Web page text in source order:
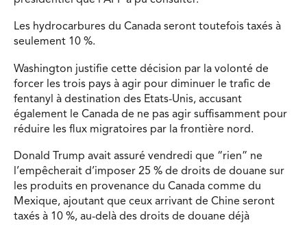
Les hydrocarbures du Canada seront toutefois taxés à
seulement 10 %.
Washington justifie cette décision par la volonté de
forcer les trois pays à agir pour diminuer le trafic de
fentanyl à destination des Etats-Unis, accusant
également le Canada de ne pas agir suffisamment pour
réduire les flux migratoires par la frontière nord.
Donald Trump avait assuré vendredi que “rien” ne
l’empêcherait d’imposer 25 % de droits de douane sur
les produits en provenance du Canada comme du
Mexique, ajoutant que ceux arrivant de Chine seront
taxés à 10 %, au-delà des droits de douane déjà